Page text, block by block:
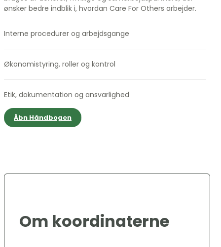
ønsker bedre indblik i, hvordan Care For Others arbejder.
Interne procedurer og arbejdsgange
Økonomistyring, roller og kontrol
Etik, dokumentation og ansvarlighed
Åbn Håndbogen
Om koordinaterne